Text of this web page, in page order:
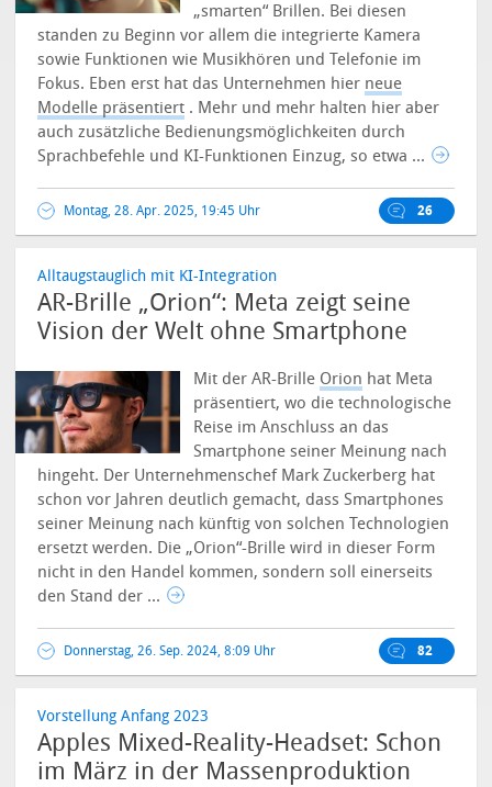
„smarten“ Brillen. Bei diesen
standen zu Beginn vor allem die integrierte Kamera
sowie Funktionen wie Musikhören und Telefonie im
Fokus. Eben erst hat das Unternehmen hier neue
Modelle präsentiert . Mehr und mehr halten hier aber
auch zusätzliche Bedienungsmöglichkeiten durch
Sprachbefehle und KI-Funktionen Einzug, so etwa ...
Montag, 28. Apr. 2025, 19:45 Uhr 26
Alltaugstauglich mit KI-Integration
AR-Brille „Orion“: Meta zeigt seine
Vision der Welt ohne Smartphone
Mit der AR-Brille Orion hat Meta
präsentiert, wo die technologische
Reise im Anschluss an das
Smartphone seiner Meinung nach
hingeht. Der Unternehmenschef Mark Zuckerberg hat
schon vor Jahren deutlich gemacht, dass Smartphones
seiner Meinung nach künftig von solchen Technologien
ersetzt werden. Die „Orion“-Brille wird in dieser Form
nicht in den Handel kommen, sondern soll einerseits
den Stand der ...
Donnerstag, 26. Sep. 2024, 8:09 Uhr 82
Vorstellung Anfang 2023
Apples Mixed-Reality-Headset: Schon
im März in der Massenproduktion